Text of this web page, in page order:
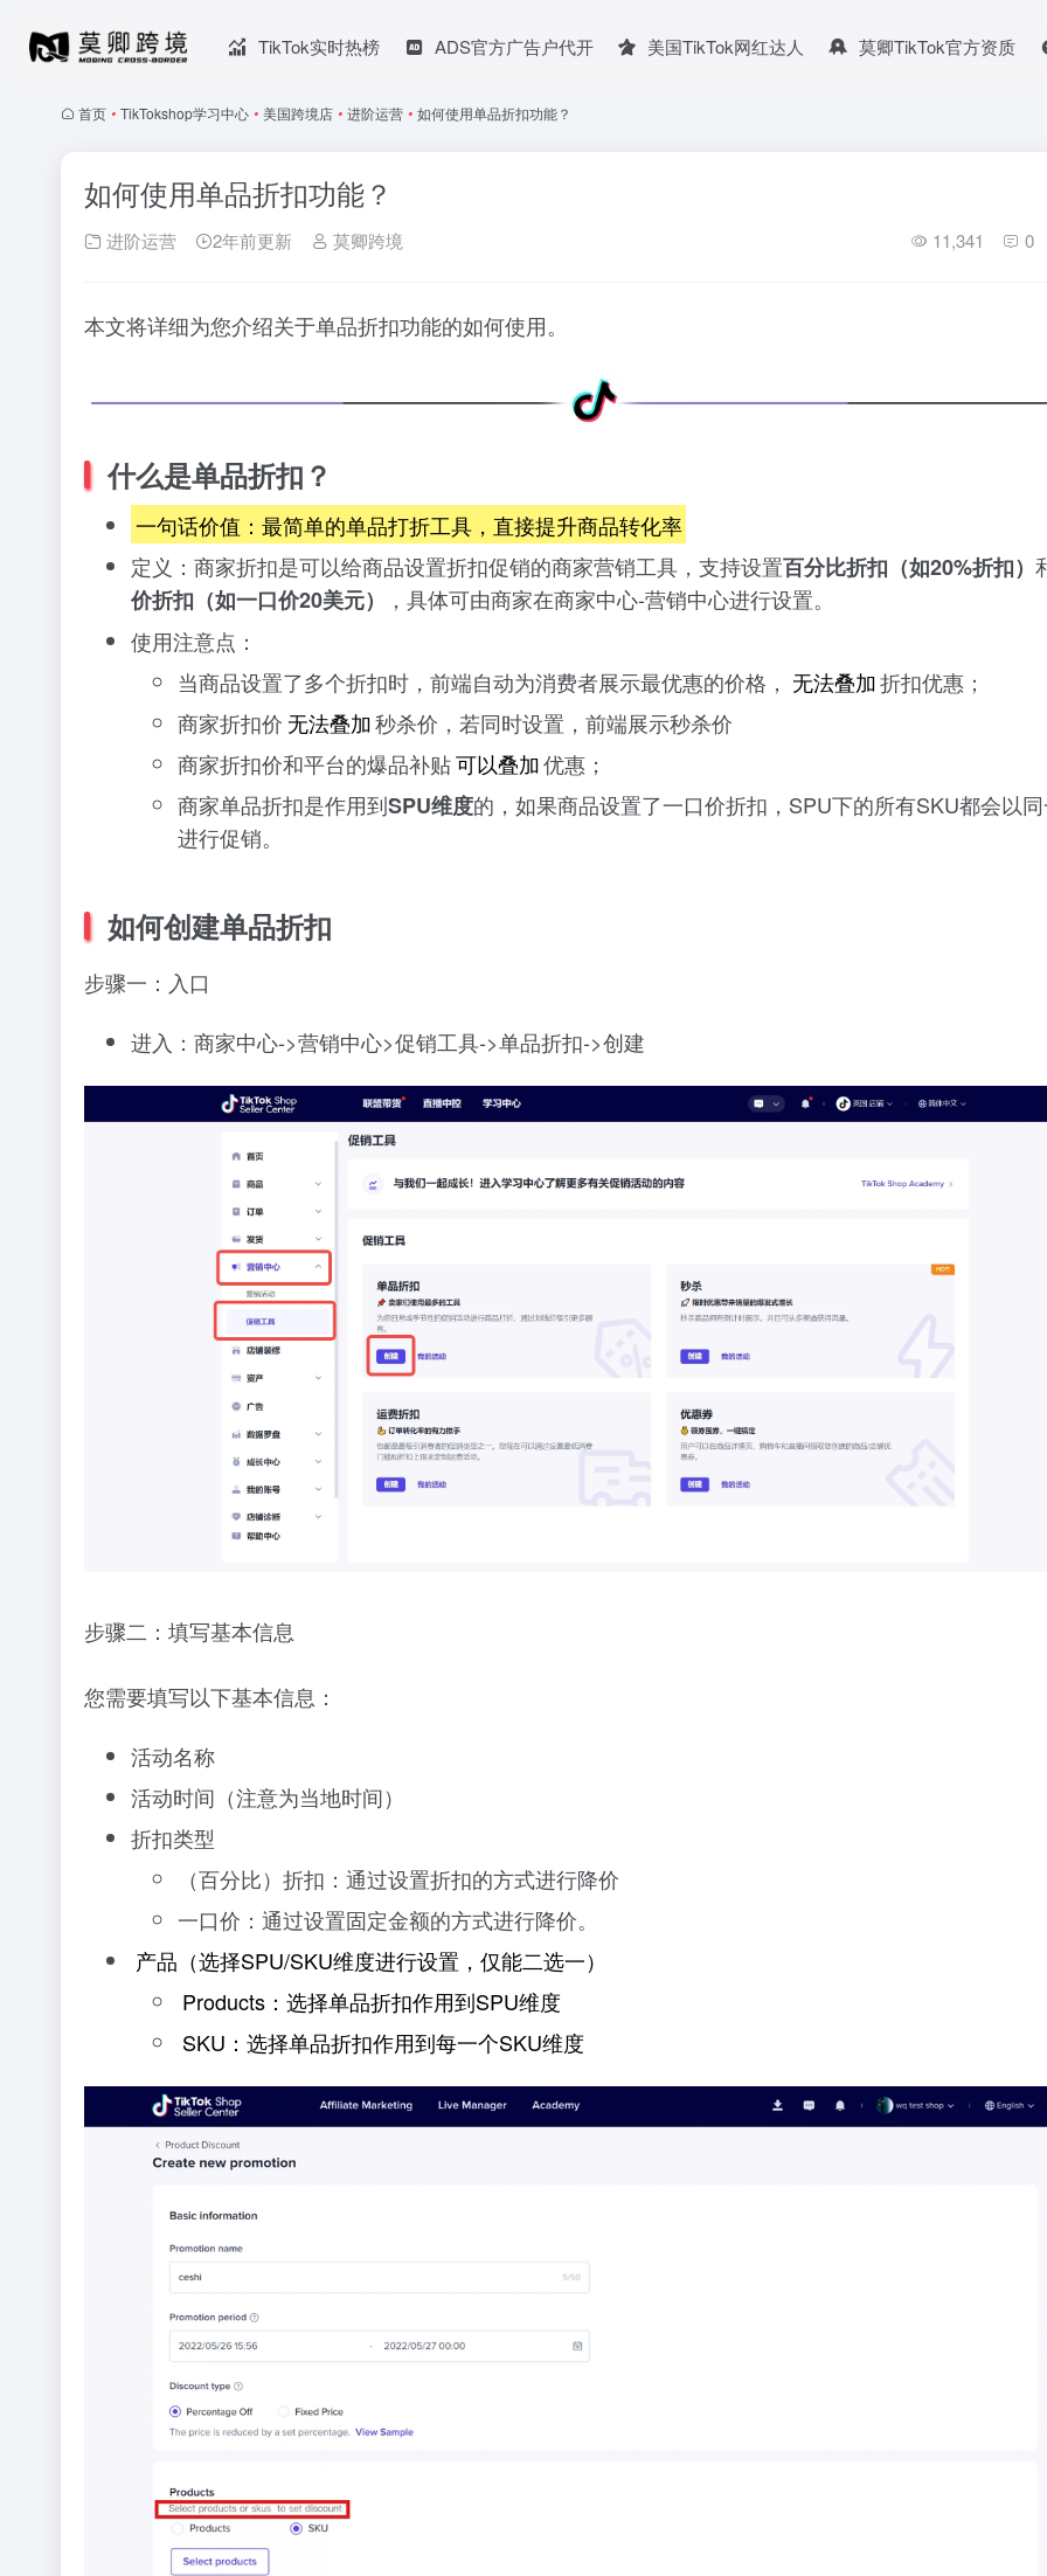
TikTok实时热榜 ADS官方广告户代开 美国TikTok网红达人 莫卿TikTok官方资质
首页 • TikTokshop学习中心 • 美国跨境店 • 进阶运营 • 如何使用单品折扣功能？
如何使用单品折扣功能？
进阶运营 2年前更新 莫卿跨境 11,341 0
本文将详细为您介绍关于单品折扣功能的如何使用。
什么是单品折扣？
一句话价值：最简单的单品打折工具，直接提升商品转化率
定义：商家折扣是可以给商品设置折扣促销的商家营销工具，支持设置百分比折扣（如20%折扣）
价折扣（如一口价20美元）
，具体可由商家在商家中心-营销中心进行设置。
使用注意点：
当商品设置了多个折扣时，前端自动为消费者展示最优惠的价格， 无法叠加折扣优惠；
商家折扣价 无法叠加秒杀价，若同时设置，前端展示秒杀价
商家折扣价和平台的爆品补贴可以叠加优惠；
商家单品折扣是作用到SPU维度的，如果商品设置了一口价折扣，SPU下的所有SKU都会以
进行促销。
如何创建单品折扣
步骤一：入口
进入：商家中心->营销中心>促销工具->单品折扣->创建
步骤二：填写基本信息
您需要填写以下基本信息：
活动名称
活动时间（注意为当地时间）
折扣类型
（百分比）折扣：通过设置折扣的方式进行降价
一口价：通过设置固定金额的方式进行降价。
产品（选择SPU/SKU维度进行设置，仅能二选一）
Products：选择单品折扣作用到SPU维度
SKU：选择单品折扣作用到每一个SKU维度